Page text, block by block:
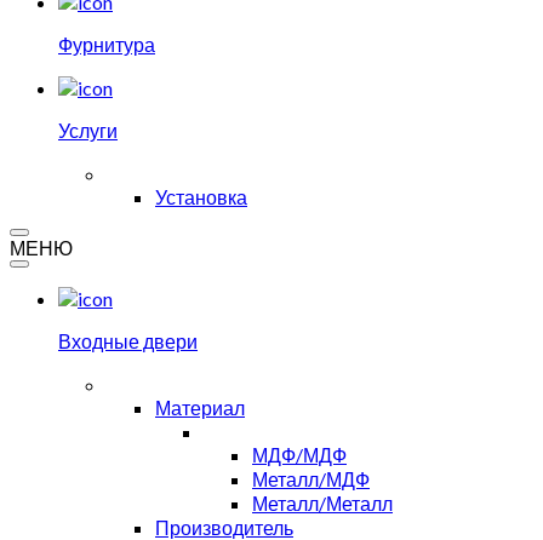
Фурнитура
Услуги
Установка
МЕНЮ
Входные двери
Материал
МДФ/МДФ
Металл/МДФ
Металл/Металл
Производитель